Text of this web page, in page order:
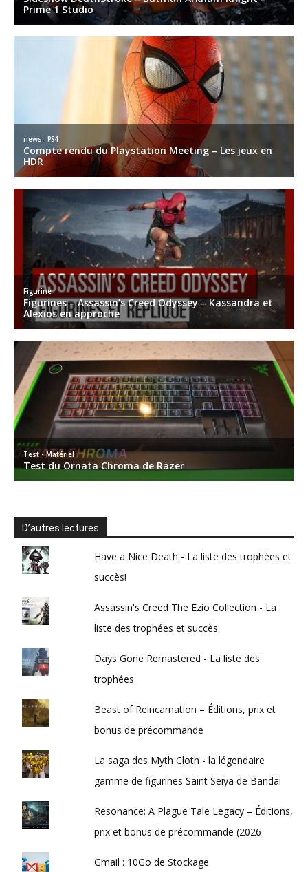
D’autres lectures
Have a Nice Death - La liste des trophées et
succès!
Assassin's Creed The Ezio Collection - La
liste des trophées et succès
Days Gone Remastered - La liste des
trophées
Beast of Reincarnation – Éditions, prix et
bonus de précommande
La saga des Myth Cloth - la légendaire
gamme de figurines Saint Seiya de Bandai
Resonance: A Plague Tale Legacy – Éditions,
prix et bonus de précommande (2026
Gmail : 10Go de Stockage